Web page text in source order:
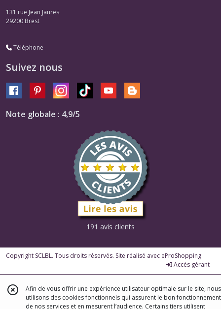
131 rue Jean Jaures
29200 Brest
Téléphone
Suivez nous
Note globale : 4,9/5
191 avis clients
Copyright SCLBL. Tous droits réservés. Site réalisé avec eProShopping
Accès gérant
Afin de vous offrir une expérience utilisateur optimale sur le site, nous
utilisons des cookies fonctionnels qui assurent le bon fonctionnement
de nos services et en mesurent l’audience. Certains tiers utilisent